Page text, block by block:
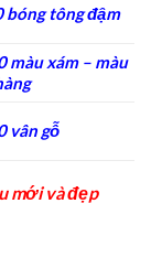
bóng tông đậm
màu xám – màu
vân gỗ
mới và đẹp